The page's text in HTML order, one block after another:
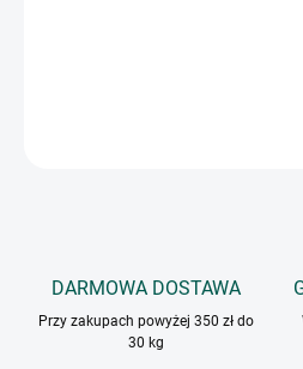
DARMOWA DOSTAWA
Przy zakupach powyżej 350 zł do
30 kg